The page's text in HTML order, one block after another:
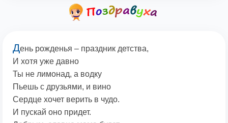
День рожденья – праздник детства,
И хотя уже давно
Ты не лимонад, а водку
Пьешь с друзьями, и вино
Сердце хочет верить в чудо.
И пускай оно придет.